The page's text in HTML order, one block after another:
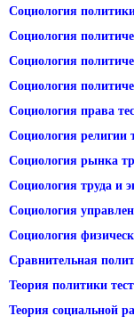
Социология
Социология
Социология
Социология
Социология права
Социология религии
Социология рынка
Социология труда и
Социология
Социология
Сравнительная
Теория политики тест
Теория социальной